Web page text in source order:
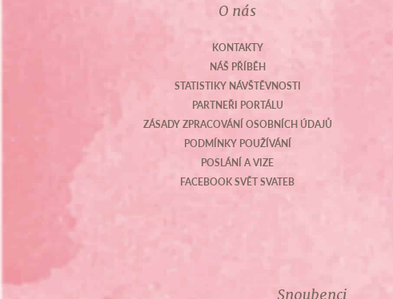
O nás
KONTAKTY
NÁŠ PŘÍBĚH
STATISTIKY NÁVŠTĚVNOSTI
PARTNEŘI PORTÁLU
ZÁSADY ZPRACOVÁNÍ OSOBNÍCH ÚDAJŮ
PODMÍNKY POUŽÍVÁNÍ
POSLÁNÍ A VIZE
FACEBOOK SVĚT SVATEB
Snoubenci